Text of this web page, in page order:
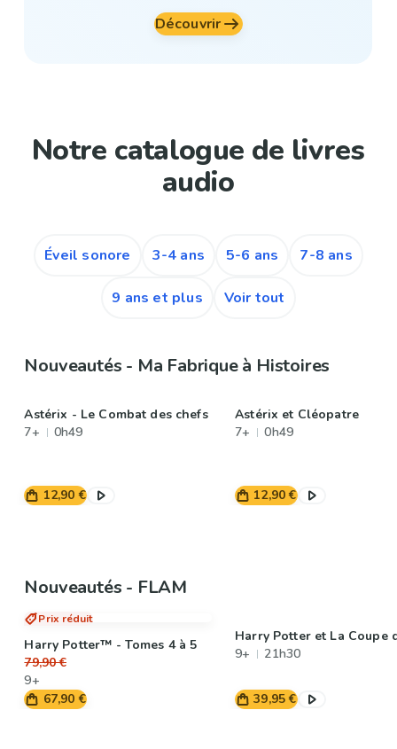
Découvrir
Notre catalogue de livres
audio
Éveil sonore 3-4 ans 5-6 ans 7-8 ans
9 ans et plus Voir tout
Nouveautés - Ma Fabrique à Histoires
Astérix - Le Combat des chefs
7+
0h49
12,90 €
Astérix et Cléopatre
7+
0h49
12,90 €
Nouveautés - FLAM
Prix réduit
Harry Potter™ - Tomes 4 à 5
79,90 €
9+
67,90 €
Harry Potter et La Coupe
9+
21h30
39,95 €